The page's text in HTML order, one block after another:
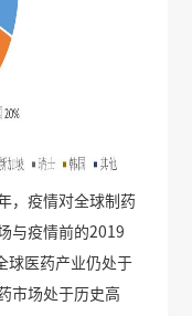
疫情对全球制药
与疫情前的2019
球医药产业仍处于
市场处于历史高